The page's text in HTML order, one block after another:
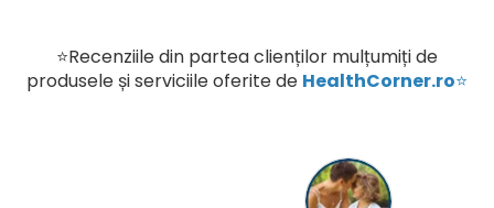
⭐Recenziile din partea clienților mulțumiți de
produsele și serviciile oferite de HealthCorner.ro⭐